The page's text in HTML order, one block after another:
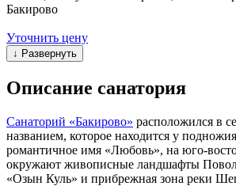
Бакирово
Уточнить цену
↓ Развернуть
Описание санатория
Санаторий «Бакирово» расположился в
названием, которое находится у
романтичное имя «Любовь», на юго-
окружают живописные ландшафты
«Озын Куль» и прибрежная зона реки